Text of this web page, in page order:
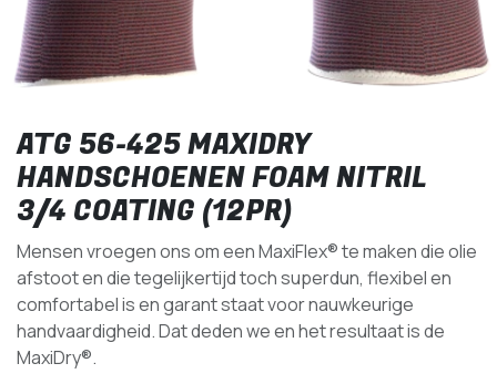
ATG 56-425 MAXIDRY
HANDSCHOENEN FOAM NITRIL
3/4 COATING (12PR)
Mensen vroegen ons om een MaxiFlex® te maken die olie
afstoot en die tegelijkertijd toch superdun, flexibel en
comfortabel is en garant staat voor nauwkeurige
handvaardigheid. Dat deden we en het resultaat is de
MaxiDry®.